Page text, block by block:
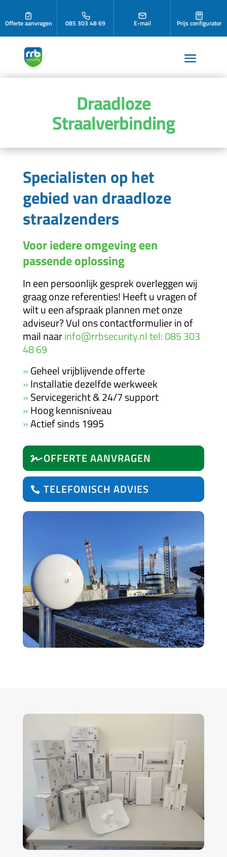
Offerte aanvragen 085 303 48 69 E-mail Prijs configurator
Draadloze
Straalverbinding
Specialisten op het
gebied van draadloze
straalzenders
Voor iedere omgeving een
passende oplossing
In een persoonlijk gesprek overleggen wij
graag onze referenties! Heeft u vragen of
wilt u een afspraak plannen met onze
adviseur? Vul ons contactformulier in of
mail naarinfo@rrbsecurity.nltel: 085 303
48 69
»Geheel vrijblijvende offerte
»Installatie dezelfde werkweek
»Servicegericht & 24/7 support
»Hoog kennisniveau
»Actief sinds 1995
OFFERTE AANVRAGEN
TELEFONISCH ADVIES